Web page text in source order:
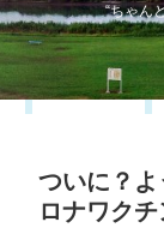
“ちゃん
ついに？
ロナワク